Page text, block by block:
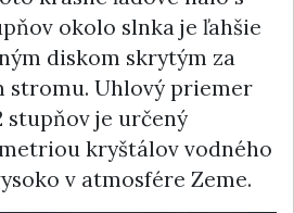
okolo slnka je ľahšie
diskom skrytým za
stromu. Uhlový priemer
stupňov je určený
kryštálov vodného
v atmosfére Zeme.